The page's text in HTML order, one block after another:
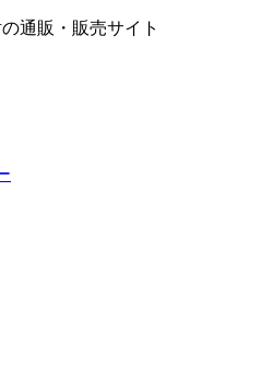
通販・販売サイト